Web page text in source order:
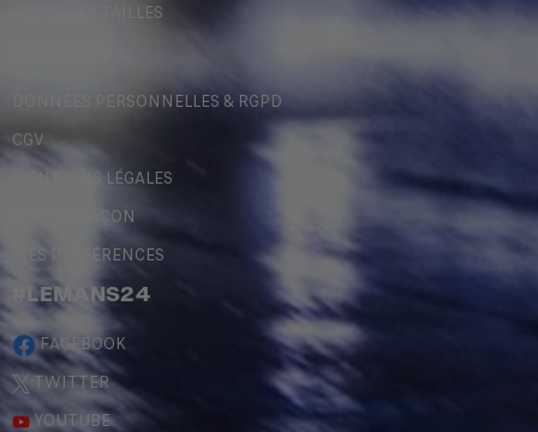
GUIDE DES TAILLES
DONNÉES PERSONNELLES & RGPD
CGV
MENTIONS LÉGALES
CONTREFAÇON
MES PRÉFÉRENCES
#LEMANS24
FACEBOOK
TWITTER
YOUTUBE